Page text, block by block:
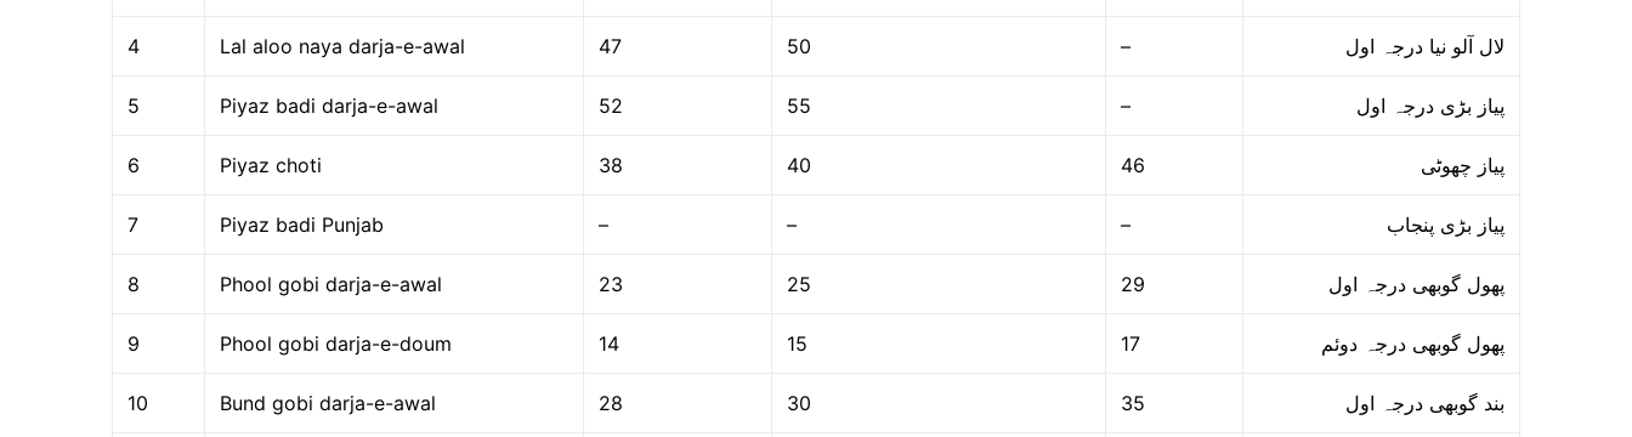
4 Lal aloo naya darja-e-awal 47 50 – لال آلو نیا درجہ اول
5 Piyaz badi darja-e-awal 52 55 – پیاز بڑی درجہ اول
6 Piyaz choti 38 40 46 پیاز چھوٹی
7 Piyaz badi Punjab – – – پیاز بڑی پنجاب
8 Phool gobi darja-e-awal 23 25 29 پھول گوبھی درجہ اول
9 Phool gobi darja-e-doum 14 15 17 پھول گوبھی درجہ دوئم
10 Bund gobi darja-e-awal 28 30 35 بند گوبھی درجہ اول